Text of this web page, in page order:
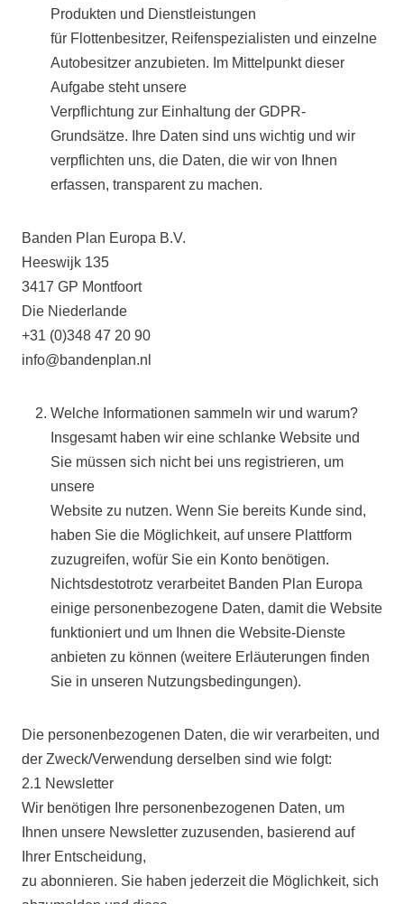
Produkten und Dienstleistungen
für Flottenbesitzer, Reifenspezialisten und einzelne
Autobesitzer anzubieten. Im Mittelpunkt dieser
Aufgabe steht unsere
Verpflichtung zur Einhaltung der GDPR-
Grundsätze. Ihre Daten sind uns wichtig und wir
verpflichten uns, die Daten, die wir von Ihnen
erfassen, transparent zu machen.
Banden Plan Europa B.V.
Heeswijk 135
3417 GP Montfoort
Die Niederlande
+31 (0)348 47 20 90
info@bandenplan.nl
Welche Informationen sammeln wir und warum?
Insgesamt haben wir eine schlanke Website und
Sie müssen sich nicht bei uns registrieren, um
unsere
Website zu nutzen. Wenn Sie bereits Kunde sind,
haben Sie die Möglichkeit, auf unsere Plattform
zuzugreifen, wofür Sie ein Konto benötigen.
Nichtsdestotrotz verarbeitet Banden Plan Europa
einige personenbezogene Daten, damit die Website
funktioniert und um Ihnen die Website-Dienste
anbieten zu können (weitere Erläuterungen finden
Sie in unseren Nutzungsbedingungen).
Die personenbezogenen Daten, die wir verarbeiten, und
der Zweck/Verwendung derselben sind wie folgt:
2.1 Newsletter
Wir benötigen Ihre personenbezogenen Daten, um
Ihnen unsere Newsletter zuzusenden, basierend auf
Ihrer Entscheidung,
zu abonnieren. Sie haben jederzeit die Möglichkeit, sich